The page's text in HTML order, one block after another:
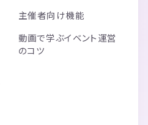
主催者向け機能
動画で学ぶイベント運営
のコツ